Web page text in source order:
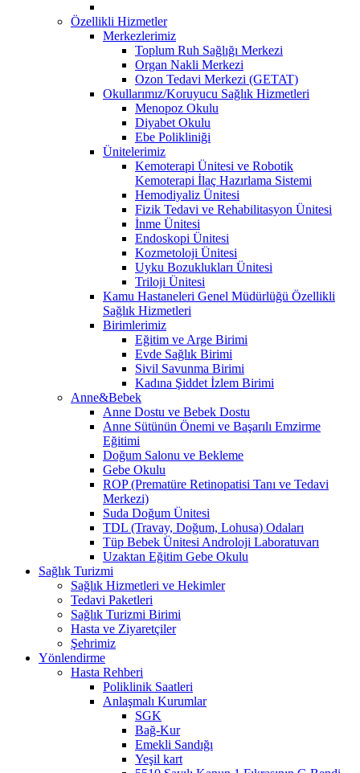
Özellikli Hizmetler
Merkezlerimiz
Toplum Ruh Sağlığı Merkezi
Organ Nakli Merkezi
Ozon Tedavi Merkezi (GETAT)
Okullarımız/Koruyucu Sağlık Hizmetleri
Menopoz Okulu
Diyabet Okulu
Ebe Polikliniği
Ünitelerimiz
Kemoterapi Ünitesi ve Robotik
Kemoterapi İlaç Hazırlama Sistemi
Hemodiyaliz Ünitesi
Fizik Tedavi ve Rehabilitasyon Ünitesi
İnme Ünitesi
Endoskopi Ünitesi
Kozmetoloji Ünitesi
Uyku Bozuklukları Ünitesi
Triloji Ünitesi
Kamu Hastaneleri Genel Müdürlüğü Özellikli
Sağlık Hizmetleri
Birimlerimiz
Eğitim ve Arge Birimi
Evde Sağlık Birimi
Sivil Savunma Birimi
Kadına Şiddet İzlem Birimi
Anne&Bebek
Anne Dostu ve Bebek Dostu
Anne Sütünün Önemi ve Başarılı Emzirme
Eğitimi
Doğum Salonu ve Bekleme
Gebe Okulu
ROP (Prematüre Retinopatisi Tanı ve Tedavi
Merkezi)
Suda Doğum Ünitesi
TDL (Travay, Doğum, Lohusa) Odaları
Tüp Bebek Ünitesi Androloji Laboratuvarı
Uzaktan Eğitim Gebe Okulu
Sağlık Turizmi
Sağlık Hizmetleri ve Hekimler
Tedavi Paketleri
Sağlık Turizmi Birimi
Hasta ve Ziyaretçiler
Şehrimiz
Yönlendirme
Hasta Rehberi
Poliklinik Saatleri
Anlaşmalı Kurumlar
SGK
Bağ-Kur
Emekli Sandığı
Yeşil kart